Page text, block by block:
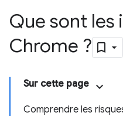
Que sont les
Chrome ?
Sur cette page
Comprendre les